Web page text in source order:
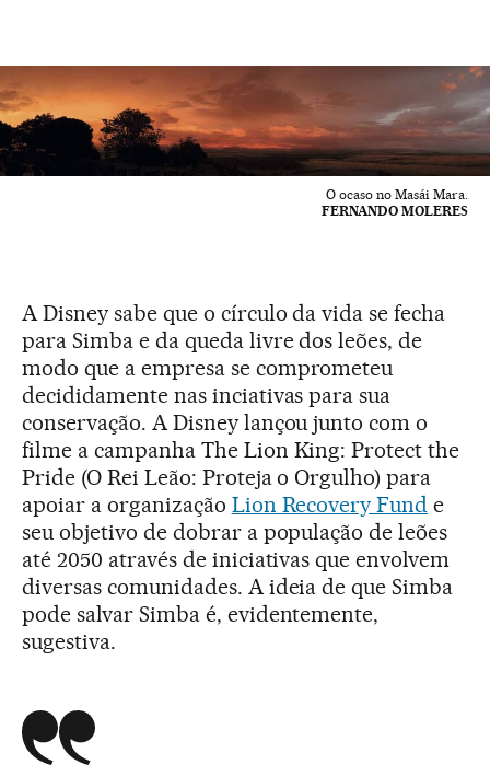
O ocaso no Masái Mara.
FERNANDO MOLERES
A Disney sabe que o círculo da vida se fecha
para Simba e da queda livre dos leões, de
modo que a empresa se comprometeu
decididamente nas inciativas para sua
conservação. A Disney lançou junto com o
filme a campanha The Lion King: Protect the
Pride (O Rei Leão: Proteja o Orgulho) para
apoiar a organização Lion Recovery Fund e
seu objetivo de dobrar a população de leões
até 2050 através de iniciativas que envolvem
diversas comunidades. A ideia de que Simba
pode salvar Simba é, evidentemente,
sugestiva.